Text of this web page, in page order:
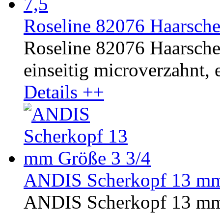
Roseline 82076
Roseline 82076
einseitig microverzahnt,
Details ++
ANDIS Scherkopf 13
ANDIS Scherkopf 13